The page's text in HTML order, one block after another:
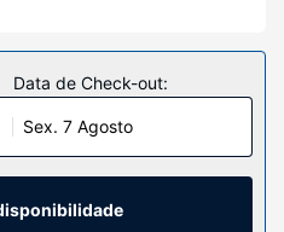
colchões pillowtop e roupa
internet sem fios permite-lhe
final do dia, assista a uma
As casas de banho
polibã/banheira,
de cabelo.
Data de Check-out:
Sex. 7 Agosto